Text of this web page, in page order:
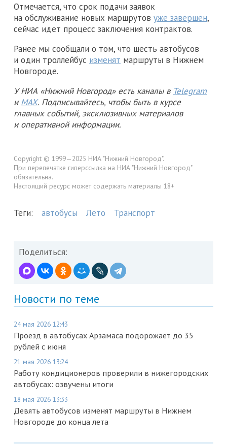
Отмечается, что срок подачи заявок
на обслуживание новых маршрутов уже завершен,
сейчас идет процесс заключения контрактов.
Ранее мы сообщали о том, что шесть автобусов
и один троллейбус изменят маршруты в Нижнем
Новгороде.
У НИА «Нижний Новгород» есть каналы в Telegram
и MAX. Подписывайтесь, чтобы быть в курсе
главных событий, эксклюзивных материалов
и оперативной информации.
Copyright © 1999—2025 НИА "Нижний Новгород".
При перепечатке гиперссылка на НИА "Нижний Новгород"
обязательна.
Настоящий ресурс может содержать материалы 18+
Теги: автобусы Лето Транспорт
Поделиться:
Новости по теме
24 мая 2026 12:43
Проезд в автобусах Арзамаса подорожает до 35
рублей с июня
21 мая 2026 13:24
Работу кондиционеров проверили в нижегородских
автобусах: озвучены итоги
18 мая 2026 13:33
Девять автобусов изменят маршруты в Нижнем
Новгороде до конца лета